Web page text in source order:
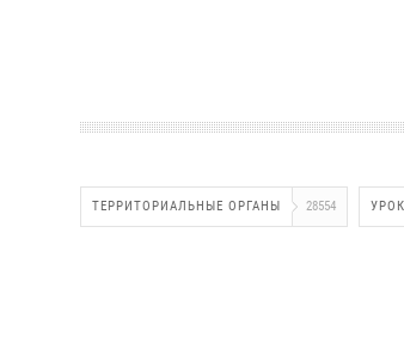
ТЕРРИТОРИАЛЬНЫЕ ОРГАНЫ 28554